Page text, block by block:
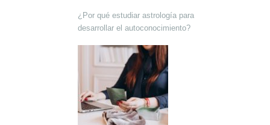
¿Por qué estudiar astrología para
desarrollar el autoconocimiento?